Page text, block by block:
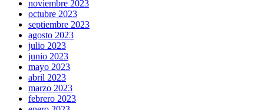
noviembre 2023
octubre 2023
septiembre 2023
agosto 2023
julio 2023
junio 2023
mayo 2023
abril 2023
marzo 2023
febrero 2023